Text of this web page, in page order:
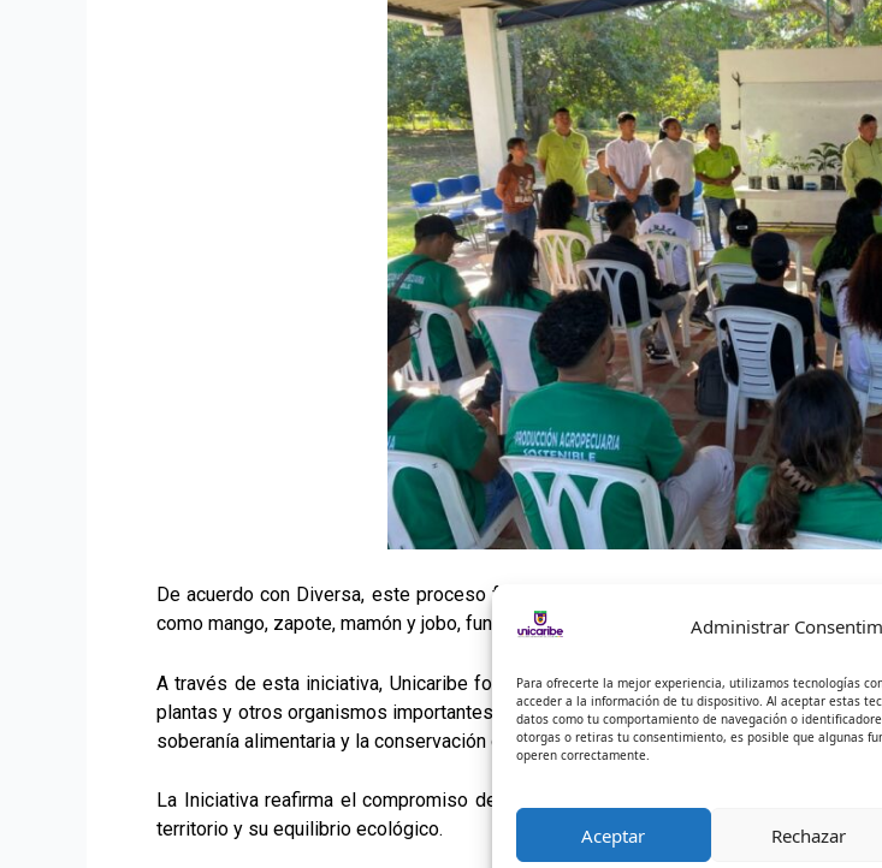
Administrar
Para ofrecerte la mejor experiencia, utilizamos tecnologías
acceder a la información de tu dispositivo. Al aceptar estas
datos como tu comportamiento de navegación o
otorgas o retiras tu consentimiento, es posible que algunas
operen correctamente.
Aceptar Rechazar
De acuerdo con Diversa, este proceso fue posible gracias al apoyo de
como mango, zapote, mamón y jobo, fundamentales para la preservación del
A través de esta iniciativa, Unicaribe fortalece la construcción de un banco
plantas y otros organismos importantes en la agricultura, para contribuir con el
soberanía alimentaria y la conservación de la biodiversidad del Caribe colombiano.
La Iniciativa reafirma el compromiso de Unicaribe con la gestión ambiental, la
territorio y su equilibrio ecológico.